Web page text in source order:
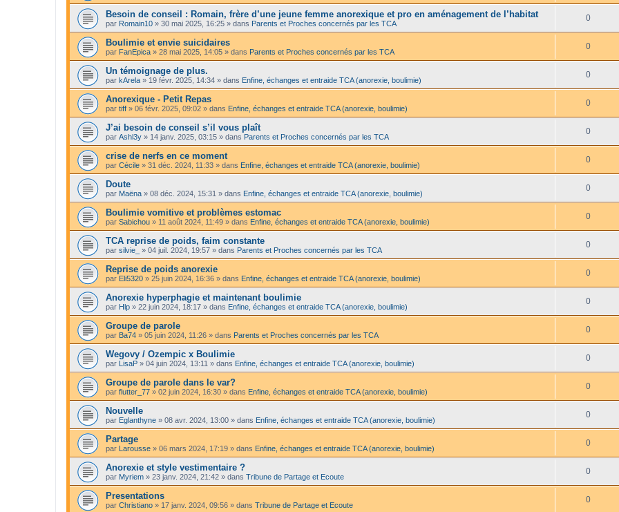
Besoin de conseil : Romain, frère d’une jeune femme anorexique et pro en aménagement de l’habitat
par Romain10 » 30 mai 2025, 16:25 » dans Parents et Proches concernés par les TCA
0
Boulimie et envie suicidaires
par FanEpica » 28 mai 2025, 14:05 » dans Parents et Proches concernés par les TCA
0
Un témoignage de plus.
par kArela » 19 févr. 2025, 14:34 » dans Enfine, échanges et entraide TCA (anorexie, boulimie)
0
Anorexique - Petit Repas
par tiff » 06 févr. 2025, 09:02 » dans Enfine, échanges et entraide TCA (anorexie, boulimie)
0
J’ai besoin de conseil s’il vous plaît
par Ashl3y » 14 janv. 2025, 03:15 » dans Parents et Proches concernés par les TCA
0
crise de nerfs en ce moment
par Cécile » 31 déc. 2024, 11:33 » dans Enfine, échanges et entraide TCA (anorexie, boulimie)
0
Doute
par Maëna » 08 déc. 2024, 15:31 » dans Enfine, échanges et entraide TCA (anorexie, boulimie)
0
Boulimie vomitive et problèmes estomac
par Sabichou » 11 août 2024, 11:49 » dans Enfine, échanges et entraide TCA (anorexie, boulimie)
0
TCA reprise de poids, faim constante
par silvie_ » 04 juil. 2024, 19:57 » dans Parents et Proches concernés par les TCA
0
Reprise de poids anorexie
par Eli5320 » 25 juin 2024, 16:36 » dans Enfine, échanges et entraide TCA (anorexie, boulimie)
0
Anorexie hyperphagie et maintenant boulimie
par Hlp » 22 juin 2024, 18:17 » dans Enfine, échanges et entraide TCA (anorexie, boulimie)
0
Groupe de parole
par Ba74 » 05 juin 2024, 11:26 » dans Parents et Proches concernés par les TCA
0
Wegovy / Ozempic x Boulimie
par LisaP » 04 juin 2024, 13:11 » dans Enfine, échanges et entraide TCA (anorexie, boulimie)
0
Groupe de parole dans le var?
par flutter_77 » 02 juin 2024, 16:30 » dans Enfine, échanges et entraide TCA (anorexie, boulimie)
0
Nouvelle
par Eglanthyne » 08 avr. 2024, 13:00 » dans Enfine, échanges et entraide TCA (anorexie, boulimie)
0
Partage
par Larousse » 06 mars 2024, 17:19 » dans Enfine, échanges et entraide TCA (anorexie, boulimie)
0
Anorexie et style vestimentaire ?
par Myriem » 23 janv. 2024, 21:42 » dans Tribune de Partage et Ecoute
0
Presentations
par Christiano » 17 janv. 2024, 09:56 » dans Tribune de Partage et Ecoute
0